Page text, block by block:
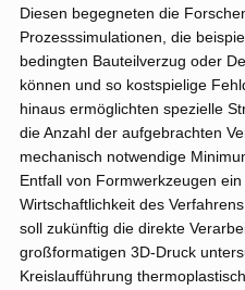
Diesen begegneten die
Prozesssimulationen, die
bedingten Bauteilverzug oder
können und so kostspielige
hinaus ermöglichten spezielle
die Anzahl der aufgebrachten
mechanisch notwendige
Entfall von Formwerkzeugen
Wirtschaftlichkeit des
soll zukünftig die direkte
großformatigen 3D-Druck
Kreislaufführung